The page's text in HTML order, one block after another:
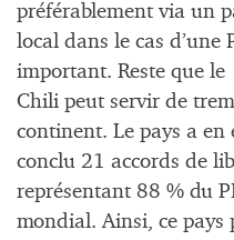
préférablement via un
local dans le cas d’une
important. Reste que le
Chili peut servir de
continent. Le pays a en
conclu 21 accords de
représentant 88 % du
mondial. Ainsi, ce pays